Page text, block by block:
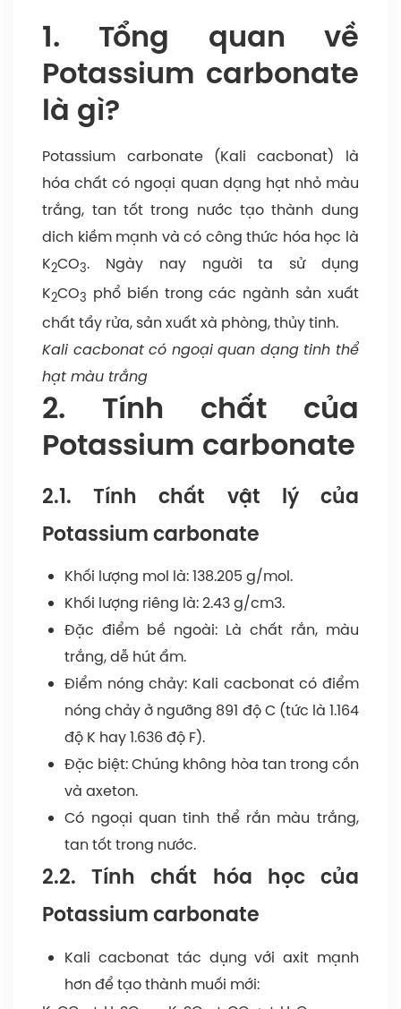
1. Tổng quan về
Potassium carbonate
là gì?
Potassium carbonate (Kali cacbonat) là
hóa chất có ngoại quan dạng hạt nhỏ màu
trắng, tan tốt trong nước tạo thành dung
dich kiềm mạnh và có công thức hóa học là
K2CO3. Ngày nay người ta sử dụng
K2CO3 phổ biến trong các ngành sản xuất
chất tẩy rửa, sản xuất xà phòng, thủy tinh.
Kali cacbonat có ngoại quan dạng tinh thể
hạt màu trắng
2. Tính chất của
Potassium carbonate
2.1. Tính chất vật lý của
Potassium carbonate
Khối lượng mol là: 138.205 g/mol.
Khối lượng riêng là: 2.43 g/cm3.
Đặc điểm bề ngoài: Là chất rắn, màu
trắng, dễ hút ẩm.
Điểm nóng chảy: Kali cacbonat có điểm
nóng chảy ở ngưỡng 891 độ C (tức là 1.164
độ K hay 1.636 độ F).
Đặc biệt: Chúng không hòa tan trong cồn
và axeton.
Có ngoại quan tinh thể rắn màu trắng,
tan tốt trong nước.
2.2. Tính chất hóa học của
Potassium carbonate
Kali cacbonat tác dụng với axit mạnh
hơn để tạo thành muối mới: